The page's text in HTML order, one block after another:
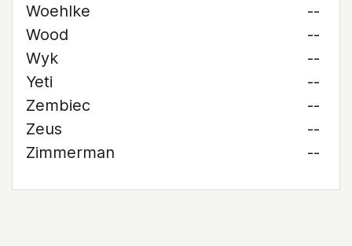
Woehlke
--
Wood
--
Wyk
--
Yeti
--
Zembiec
--
Zeus
--
Zimmerman
--